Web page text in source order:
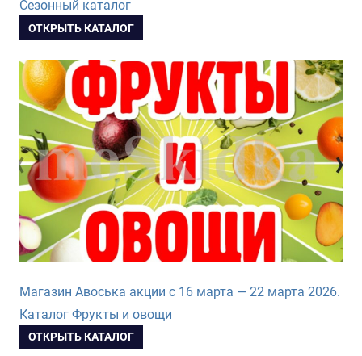
Сезонный каталог
ОТКРЫТЬ КАТАЛОГ
Магазин Авоська акции с 16 марта — 22 марта 2026.
Каталог Фрукты и овощи
ОТКРЫТЬ КАТАЛОГ